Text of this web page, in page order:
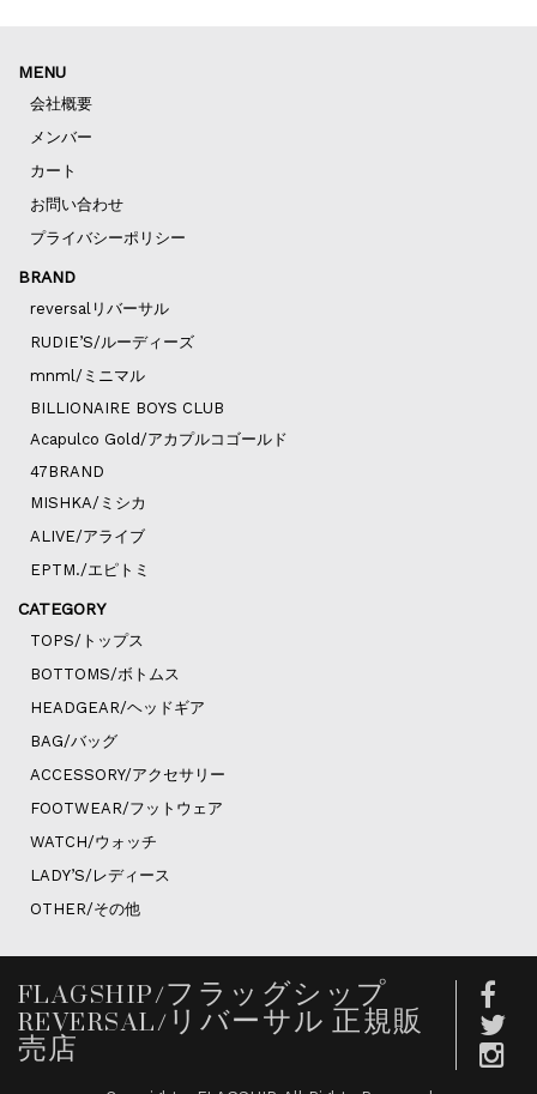
MENU
会社概要
メンバー
カート
お問い合わせ
プライバシーポリシー
BRAND
reversalリバーサル
RUDIE’S/ルーディーズ
mnml/ミニマル
BILLIONAIRE BOYS CLUB
Acapulco Gold/アカプルコゴールド
47BRAND
MISHKA/ミシカ
ALIVE/アライブ
EPTM./エピトミ
CATEGORY
TOPS/トップス
BOTTOMS/ボトムス
HEADGEAR/ヘッドギア
BAG/バッグ
ACCESSORY/アクセサリー
FOOTWEAR/フットウェア
WATCH/ウォッチ
LADY’S/レディース
OTHER/その他
FLAGSHIP/フラッグシップ
REVERSAL/リバーサル 正規販
売店